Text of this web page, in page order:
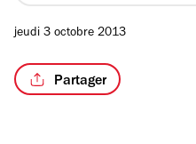
jeudi 3 octobre 2013
Partager